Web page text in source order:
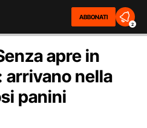
ABBONATI
2
apre in
arrivano nella
panini